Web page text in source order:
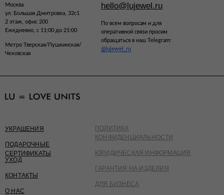
По всем вопросам и для
оперативной связи просим
обращаться в наш Telegram:
@lujewel_ru
Москва
ул. Большая Дмитровка, 32с1
2 этаж, офис 200
Ежедневно, с 11:00 до 21:00
hello@lujewel.ru
Метро Тверская/Пушкинская/
Чеховская
ПОЛИТИКА
КОНФИДЕНЦИАЛЬНОСТИ
ЮРИДИЧЕСКАЯ ИНФОРМАЦИЯ
ГАРАНТИЯ НА ИЗДЕЛИЯ
ДЛЯ БИЗНЕСА
УКРАШЕНИЯ
ПОДАРОЧНЫЕ
СЕРТИФИКАТЫ
КОНТАКТЫ
О НАС
УХОД